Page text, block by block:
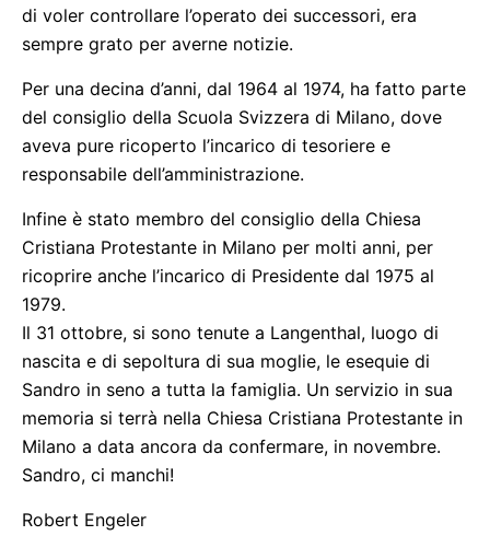
di voler controllare l’operato dei successori, era
sempre grato per averne notizie.
Per una decina d’anni, dal 1964 al 1974, ha fatto parte
del consiglio della Scuola Svizzera di Milano, dove
aveva pure ricoperto l’incarico di tesoriere e
responsabile dell’amministrazione.
Infine è stato membro del consiglio della Chiesa
Cristiana Protestante in Milano per molti anni, per
ricoprire anche l’incarico di Presidente dal 1975 al
1979.
Il 31 ottobre, si sono tenute a Langenthal, luogo di
nascita e di sepoltura di sua moglie, le esequie di
Sandro in seno a tutta la famiglia. Un servizio in sua
memoria si terrà nella Chiesa Cristiana Protestante in
Milano a data ancora da confermare, in novembre.
Sandro, ci manchi!
Robert Engeler